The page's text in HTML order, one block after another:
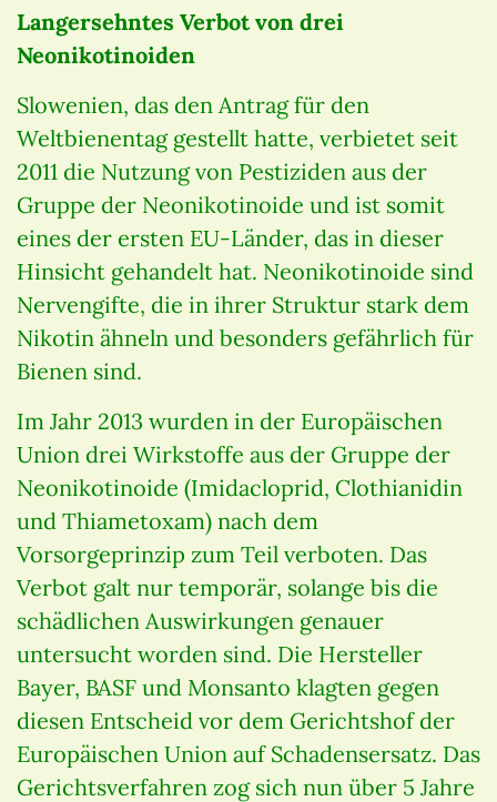
Langersehntes Verbot von drei
Neonikotinoiden
Slowenien, das den Antrag für den
Weltbienentag gestellt hatte, verbietet seit
2011 die Nutzung von Pestiziden aus der
Gruppe der Neonikotinoide und ist somit
eines der ersten EU-Länder, das in dieser
Hinsicht gehandelt hat. Neonikotinoide sind
Nervengifte, die in ihrer Struktur stark dem
Nikotin ähneln und besonders gefährlich für
Bienen sind.
Im Jahr 2013 wurden in der Europäischen
Union drei Wirkstoffe aus der Gruppe der
Neonikotinoide (Imidacloprid, Clothianidin
und Thiametoxam) nach dem
Vorsorgeprinzip zum Teil verboten. Das
Verbot galt nur temporär, solange bis die
schädlichen Auswirkungen genauer
untersucht worden sind. Die Hersteller
Bayer, BASF und Monsanto klagten gegen
diesen Entscheid vor dem Gerichtshof der
Europäischen Union auf Schadensersatz. Das
Gerichtsverfahren zog sich nun über 5 Jahre